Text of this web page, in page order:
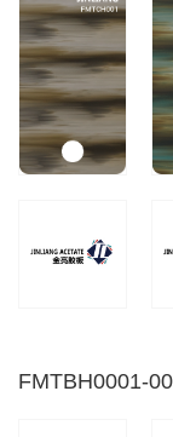
FMTBH0001-